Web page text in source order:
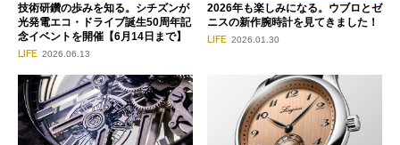
技術研鑽の歩みを知る。シチズンが
光発電エコ・ドライブ誕生50周年記
念イベントを開催【6月14日まで】
LIFE 2026.06.13
2026年も楽しみになる。ウブロとゼ
ニスの新作腕時計を見てきました！
LIFE 2026.01.30